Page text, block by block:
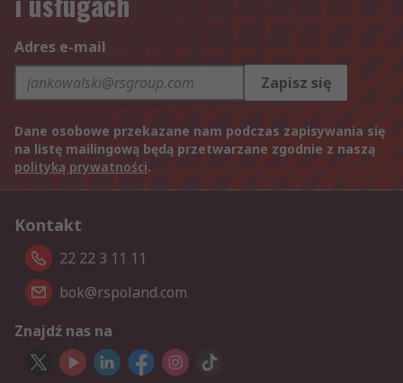
Adres e-mail
Zapisz się
Dane osobowe przekazane nam podczas zapisywania się
na listę mailingową będą przetwarzane zgodnie z naszą
polityką prywatności.
Kontakt
22 22 3 11 11
bok@rspoland.com
Znajdź nas na